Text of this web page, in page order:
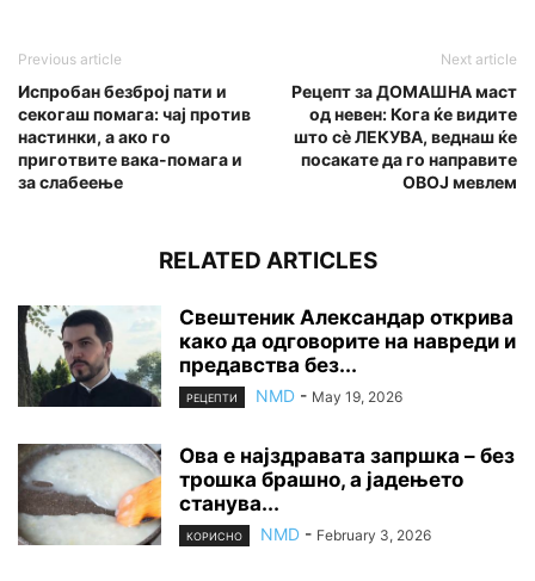
Previous article
Испробан безброј пати и
секогаш помага: чај против
настинки, а ако го
приготвите вака-помага и
за слабеење
Next article
Рецепт за ДОМАШНА маст
од невен: Кога ќе видите
што сè ЛЕКУВА, веднаш ќе
посакате да го направите
ОВОЈ мевлем
RELATED ARTICLES
Свештеник Александар открива
како да одговорите на навреди и
предавства без...
РЕЦЕПТИ NMD - May 19, 2026
Ова е најздравата запршка – без
трошка брашно, а јадењето
станува...
КОРИСНО NMD - February 3, 2026